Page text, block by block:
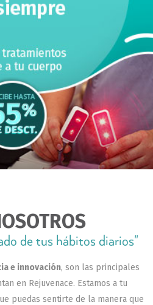
de tus hábitos diarios"
e innovación, son las principales
en Rejuvenace. Estamos a tu
puedas sentirte de la manera que